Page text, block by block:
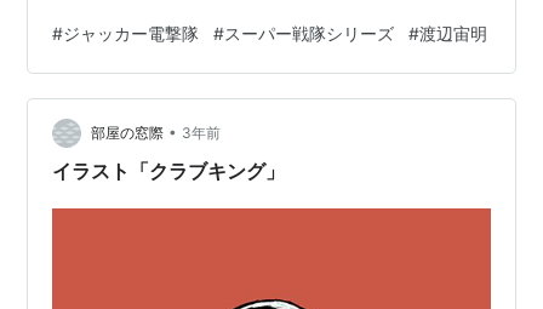
出てこない桜井のキャラクター性よりも、後半登場の 行
動隊長ビッグワンこと番場壮吉と、新必殺武器ビッグボ
ンバーの 活躍シーンで圧倒的な印象を残すことになって
しまった……という 曲としての数奇な運命（笑）も忘れ
がたいのが本ナンバー。 で、今夜ご紹介するのが、まさ
#ジャッカー電撃隊 #スーパー戦隊シリーズ #渡辺宙明
部屋の窓際 • 3年前
イラスト「クラブキング」